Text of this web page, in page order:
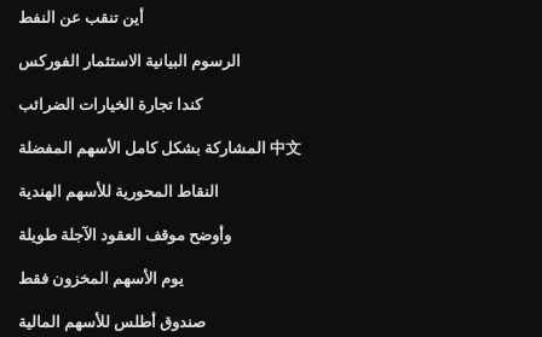
أين تنقب عن النفط
الرسوم البيانية الاستثمار الفوركس
كندا تجارة الخيارات الضرائب
المشاركة بشكل كامل الأسهم المفضلة 中文
النقاط المحورية للأسهم الهندية
وأوضح موقف العقود الآجلة طويلة
يوم الأسهم المخزون فقط
صندوق أطلس للأسهم المالية